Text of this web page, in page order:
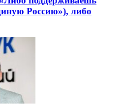
Россию»), либо